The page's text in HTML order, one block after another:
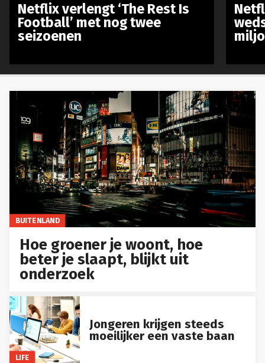
BUITENLAND
Hoe groener je woont, hoe
beter je slaapt, blijkt uit
onderzoek
LIFE
Jongeren krijgen steeds
moeilijker een vaste baan
Netflix verlengt ‘The Rest Is
Football’ met nog twee
seizoenen